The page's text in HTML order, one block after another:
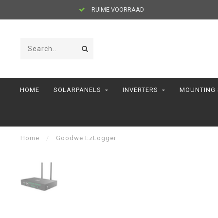
RUIME VOORRAAD
HOME SOLARPANELS INVERTERS MOUNTING
Home / Goodwe EzLogger